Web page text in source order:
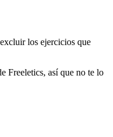
los ejercicios que
Freeletics, así que no te lo